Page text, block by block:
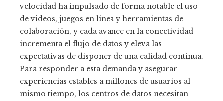
velocidad ha impulsado de forma notable el uso
de videos, juegos en línea y herramientas de
colaboración, y cada avance en la conectividad
incrementa el flujo de datos y eleva las
expectativas de disponer de una calidad continua.
Para responder a esta demanda y asegurar
experiencias estables a millones de usuarios al
mismo tiempo, los centros de datos necesitan